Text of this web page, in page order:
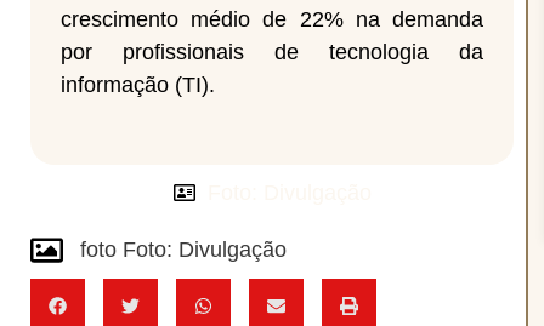
crescimento médio de 22% na demanda
por profissionais de tecnologia da
informação (TI).
foto Foto: Divulgação